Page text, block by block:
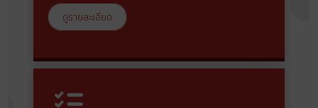
ดูรายละเอียด